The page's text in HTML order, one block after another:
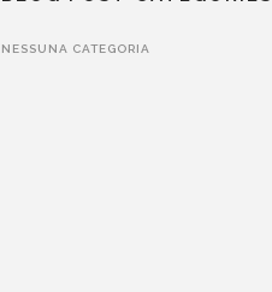
NESSUNA CATEGORIA